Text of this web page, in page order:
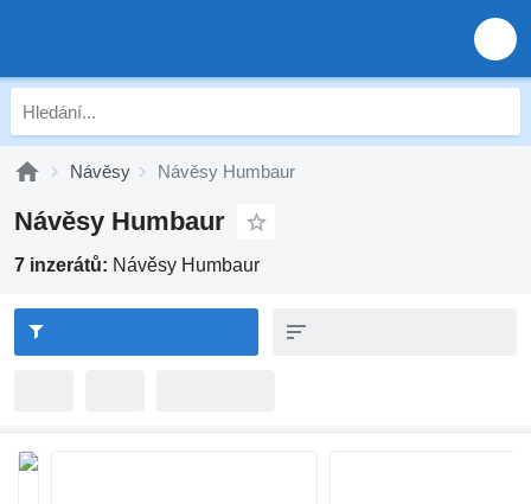
Návěsy Návěsy Humbaur
Návěsy Humbaur
7 inzerátů: Návěsy Humbaur